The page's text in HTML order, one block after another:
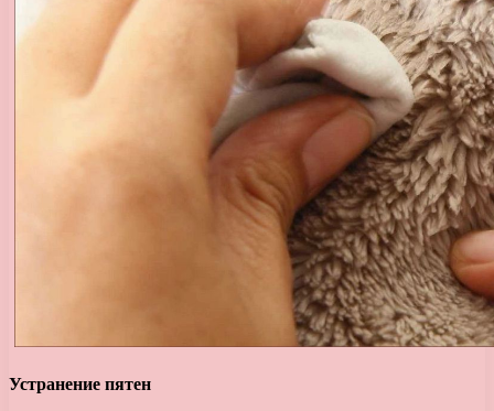
Устранение пятен